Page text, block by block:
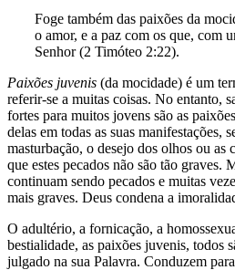
Foge também das paixões da
o amor, e a paz com os que, com
Senhor (2 Timóteo 2:22).
Paixões juvenis (da mocidade) é um
referir-se a muitas coisas. No entanto,
fortes para muitos jovens são as
delas em todas as suas manifestações,
masturbação, o desejo dos olhos ou as
que estes pecados não são tão graves.
continuam sendo pecados e muitas
mais graves. Deus condena a
O adultério, a fornicação, a
bestialidade, as paixões juvenis, todos
julgado na sua Palavra. Conduzem